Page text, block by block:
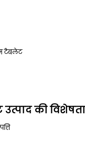
की